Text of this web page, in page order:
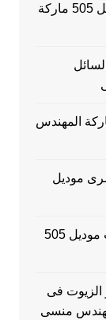
ماكينات تعبئة وتغليف اكياس الشامبو موديل 505 ماركة
وتغليف عصائر موديل 505 ماركة المهندس
موديل
ماكينات أوتوماتيك لتعبئة السوائل و الزيوت موديل 505
الزيوت فى